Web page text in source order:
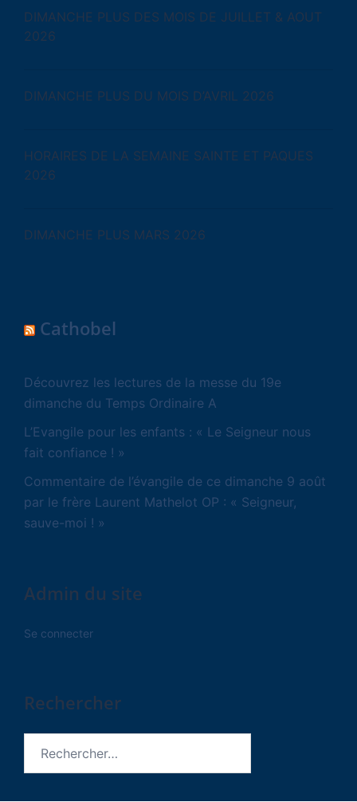
DIMANCHE PLUS DES MOIS DE JUILLET & AOUT
2026
DIMANCHE PLUS DU MOIS D’AVRIL 2026
HORAIRES DE LA SEMAINE SAINTE ET PAQUES
2026
DIMANCHE PLUS MARS 2026
Cathobel
Découvrez les lectures de la messe du 19e
dimanche du Temps Ordinaire A
L’Evangile pour les enfants : « Le Seigneur nous
fait confiance ! »
Commentaire de l’évangile de ce dimanche 9 août
par le frère Laurent Mathelot OP : « Seigneur,
sauve-moi ! »
Admin du site
Se connecter
Rechercher